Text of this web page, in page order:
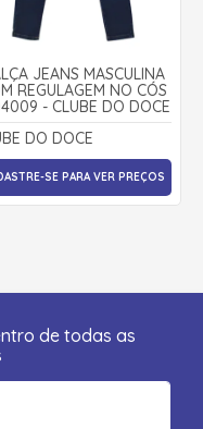
JEANS MASCULINA
REGULAGEM NO CÓS
- CLUBE DO DOCE
DO DOCE
SE PARA VER PREÇOS
de todas as